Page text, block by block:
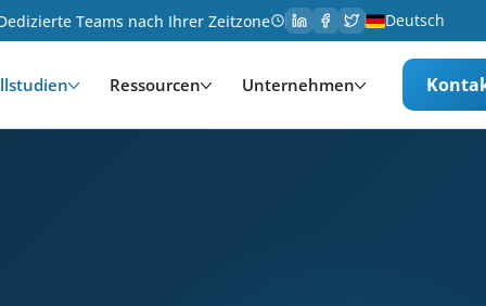
Teams nach Ihrer Zeitzone Deutsch
Ressourcen Unternehmen